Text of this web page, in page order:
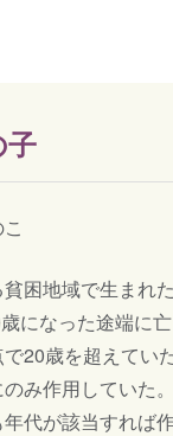
子
困地域で生まれた
になった途端に
20歳を超えてい
み作用していた
代が該当すれば